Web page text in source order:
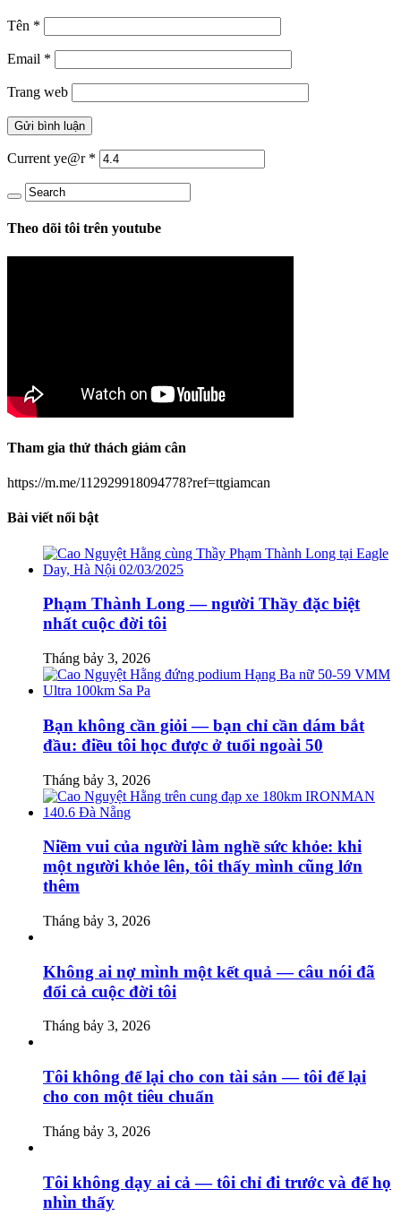
Tên *
Email *
Trang web
Current ye@r *
Theo dõi tôi trên youtube
Tham gia thử thách giảm cân
https://m.me/112929918094778?ref=ttgiamcan
Bài viết nổi bật
Phạm Thành Long — người Thầy đặc biệt
nhất cuộc đời tôi
Tháng bảy 3, 2026
Bạn không cần giỏi — bạn chỉ cần dám bắt
đầu: điều tôi học được ở tuổi ngoài 50
Tháng bảy 3, 2026
Niềm vui của người làm nghề sức khỏe: khi
một người khỏe lên, tôi thấy mình cũng lớn
thêm
Tháng bảy 3, 2026
Không ai nợ mình một kết quả — câu nói đã
đổi cả cuộc đời tôi
Tháng bảy 3, 2026
Tôi không để lại cho con tài sản — tôi để lại
cho con một tiêu chuẩn
Tháng bảy 3, 2026
Tôi không dạy ai cả — tôi chỉ đi trước và để họ
nhìn thấy